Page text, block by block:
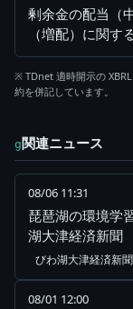
剰余金の配当（
（増配）に関す
※ TDnet 適時開示の
約を併記しています。
g関連ニュース
08/06 11:31
琵琶湖の環境学
湖大津経済新聞
びわ湖大津経済新聞
08/01 12:00